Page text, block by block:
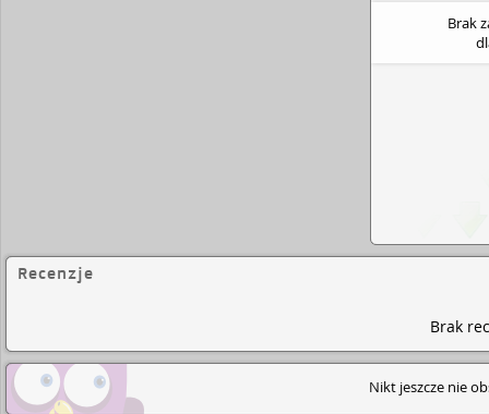
Brak
Recenzje
Brak
Nikt jeszcze nie